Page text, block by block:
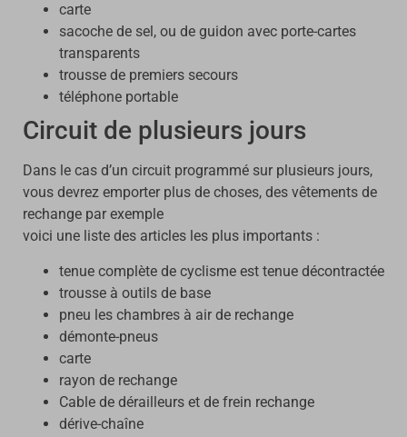
carte
sacoche de sel, ou de guidon avec porte-cartes
transparents
trousse de premiers secours
téléphone portable
Circuit de plusieurs jours
Dans le cas d’un circuit programmé sur plusieurs jours,
vous devrez emporter plus de choses, des vêtements de
rechange par exemple
voici une liste des articles les plus importants :
tenue complète de cyclisme est tenue décontractée
trousse à outils de base
pneu les chambres à air de rechange
démonte-pneus
carte
rayon de rechange
Cable de dérailleurs et de frein rechange
dérive-chaîne